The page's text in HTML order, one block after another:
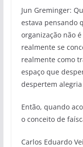
Jun Greminger:
estava pensando
organização não
realmente se
realmente como
espaço que
despertem
Então, quando
o conceito de
Carlos Eduardo